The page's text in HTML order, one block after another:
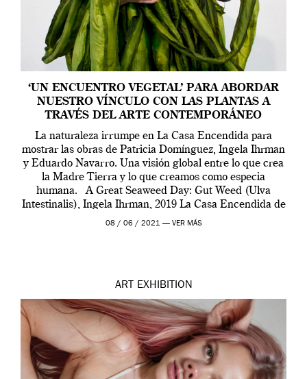
‘UN ENCUENTRO VEGETAL’ PARA ABORDAR
NUESTRO VÍNCULO CON LAS PLANTAS A
TRAVÉS DEL ARTE CONTEMPORÁNEO
La naturaleza irrumpe en La Casa Encendida para
mostrar las obras de Patricia Domínguez, Ingela Ihrman
y Eduardo Navarro. Una visión global entre lo que crea
la Madre Tierra y lo que creamos como especia
humana. A Great Seaweed Day: Gut Weed (Ulva
Intestinalis), Ingela Ihrman, 2019 La Casa Encendida de
Madrid y la Wellcome […]
08 / 06 / 2021 — VER MÁS
ART EXHIBITION